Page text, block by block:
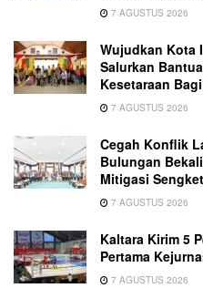
7 AGUSTUS 2026
Wujudkan Kota
Salurkan
Kesetaraan
7 AGUSTUS 2026
Cegah Konflik
Bulungan
Mitigasi
7 AGUSTUS 2026
Kaltara Kirim 5
Pertama
7 AGUSTUS 2026